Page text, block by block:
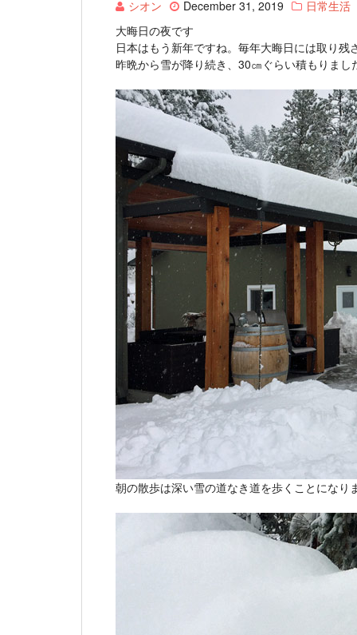
シオン December 31, 2019
日常生活
大晦日の夜です
日本はもう新年ですね。毎年大晦日には取り
昨晩から雪が降り続き、30㎝ぐらい積もりまし
朝の散歩は深い雪の道なき道を歩くことになり